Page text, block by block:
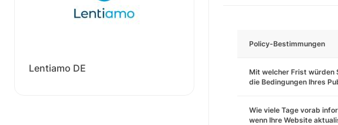
Lentiamo DE
Policy-Bestimmungen
Mit welcher Frist würden
die Bedingungen Ihres
Wie viele Tage vorab
wenn Ihre Website